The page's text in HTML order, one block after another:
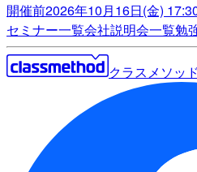
開催前2026年10月16日(金)
セミナー一覧会社説明会一覧勉
クラスメソッ